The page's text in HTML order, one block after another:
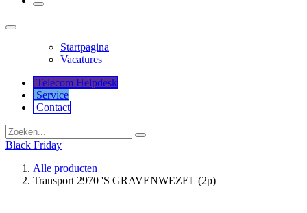
Startpagina
Vacatures
Telecom Helpdesk
Service
Co​​​​​​ntact
Black Friday
Alle producten
Transport 2970 'S GRAVENWEZEL (2p)